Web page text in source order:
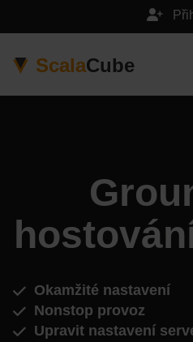
ScalaCube
Okamžité nastavení
Nonstop provoz
Upravit nastavení